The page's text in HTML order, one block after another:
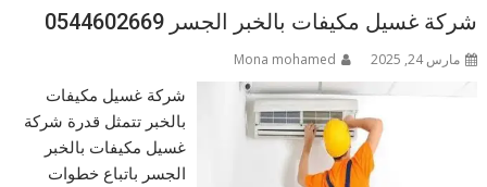
شركة غسيل مكيفات بالخبر الجسر 0544602669
مارس 24, 2025 Mona mohamed
شركة غسيل مكيفات
بالخبر تتمثل قدرة شركة
غسيل مكيفات بالخبر
الجسر باتباع خطوات